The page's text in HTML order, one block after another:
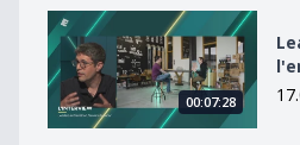
Leaders en transition,
00:07:28